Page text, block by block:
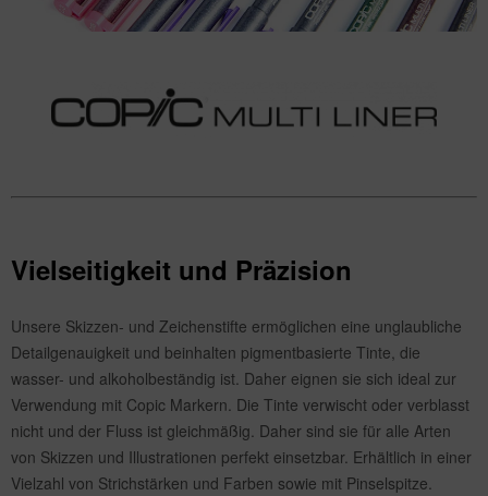
Vielseitigkeit und Präzision
Unsere Skizzen- und Zeichenstifte ermöglichen eine unglaubliche
Detailgenauigkeit und beinhalten pigmentbasierte Tinte, die
wasser- und alkoholbeständig ist. Daher eignen sie sich ideal zur
Verwendung mit Copic Markern. Die Tinte verwischt oder verblasst
nicht und der Fluss ist gleichmäßig. Daher sind sie für alle Arten
von Skizzen und Illustrationen perfekt einsetzbar. Erhältlich in einer
Vielzahl von Strichstärken und Farben sowie mit Pinselspitze.